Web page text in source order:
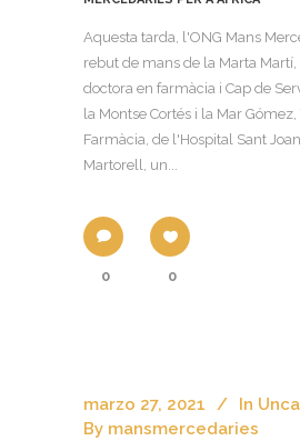
Aquesta tarda, l'ONG Mans
rebut de mans de la Marta
doctora en farmàcia i Cap de
la Montse Cortés i la Mar
Farmàcia, de l'Hospital Sant
Martorell, un...
0 0
marzo 27, 2021 In
By mansmercedaries